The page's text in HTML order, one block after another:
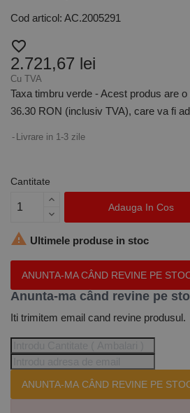
Cod articol: AC.2005291
favorite_border
2.721,67 lei
Cu TVA
Taxa timbru verde - Acest produs are
36.30 RON (inclusiv TVA), care va fi
Livrare in 1-3 zile
Cantitate
Adauga In Cos
 Ultimele produse in stoc
ANUNTA-MA CÂND REVINE PE
Anunta-ma când revine pe
Iti trimitem email cand revine produsul.
ANUNTA-MA CÂND REVINE PE